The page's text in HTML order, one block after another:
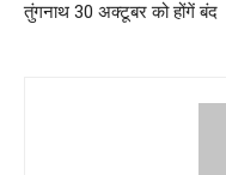
तुंगनाथ 30 अक्टूबर को होंगें बंद